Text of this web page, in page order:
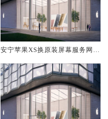
安宁苹果XS换原装屏幕服务网点